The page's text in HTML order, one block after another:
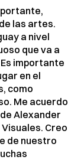
las artes.
a nivel
que va a
importante
en el
como
Me acuerdo
Alexander
Creo
de nuestro